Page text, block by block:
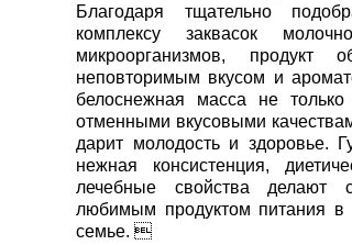
Благодаря тщательно
комплексу заквасок
микроорганизмов, продукт
неповторимым вкусом и
белоснежная масса не только
отменными вкусовыми
дарит молодость и здоровье.
нежная консистенция,
лечебные свойства делают
любимым продуктом питания в
семье. 